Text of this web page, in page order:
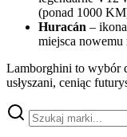
(ponad 1000
Huracán –
miejsca
Lamborghini to wybór
usłyszani, ceniąc